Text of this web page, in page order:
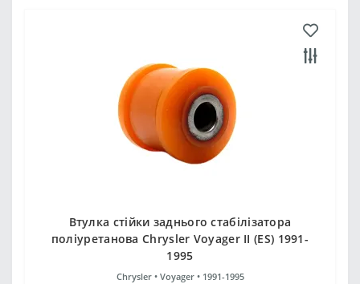
Втулка стійки заднього стабілізатора
поліуретанова Chrysler Voyager II (ES) 1991-
1995
Chrysler • Voyager • 1991-1995